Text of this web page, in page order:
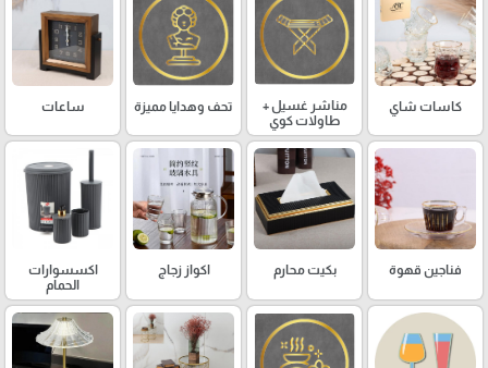
كاسات شاي
مناشر غسيل +
طاولات كوي
تحف وهدايا مميزة ساعات
فناجين قهوة بكيت محارم اكواز زجاج
اكسسوارات
الحمام